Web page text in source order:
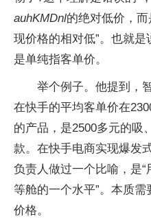
auhKMDnl的绝对低价，
现价格的相对低”。也就
是单纯指客单价。
举个例子。他提到，
在快手的平均客单价在
的产品，是2500多元的吸
款。在快手电商实现爆发
负责人做过一个比喻，是
等舱的一个水平”。本质
价格。